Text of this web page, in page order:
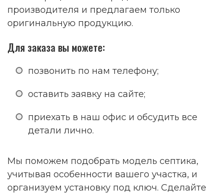
производителя и предлагаем только
оригинальную продукцию.
Для заказа вы можете:
позвонить по нам телефону;
оставить заявку на сайте;
приехать в наш офис и обсудить все
детали лично.
Мы поможем подобрать модель септика,
учитывая особенности вашего участка, и
организуем установку под ключ. Сделайте